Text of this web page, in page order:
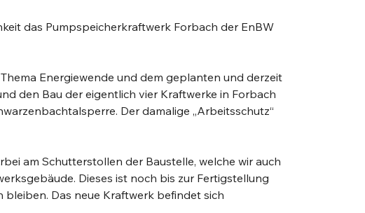
das Pumpspeicherkraftwerk Forbach der EnBW
Energiewende und dem geplanten und derzeit
den Bau der eigentlich vier Kraftwerke in Forbach
Der damalige „Arbeitsschutz“
am Schutterstollen der Baustelle, welche wir auch
Dieses ist noch bis zur Fertigstellung
Das neue Kraftwerk befindet sich